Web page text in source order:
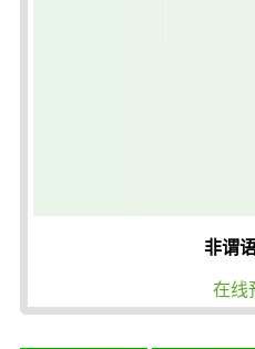
非谓
在线